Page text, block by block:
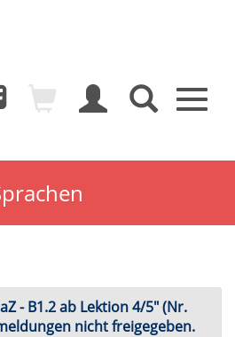
Toggle
- B1.2 ab Lektion 4/5" (Nr.
nicht freigegeben.